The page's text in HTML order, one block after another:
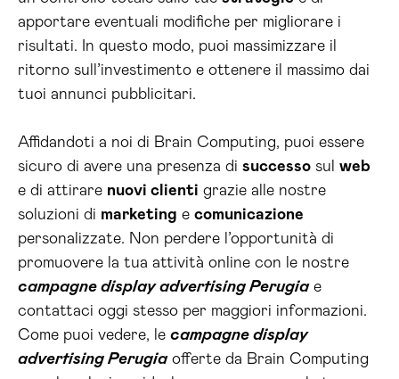
apportare eventuali modifiche per migliorare i
risultati. In questo modo, puoi massimizzare il
ritorno sull’investimento e ottenere il massimo dai
tuoi annunci pubblicitari.
Affidandoti a noi di Brain Computing, puoi essere
sicuro di avere una presenza di successo sul web
e di attirare nuovi clienti grazie alle nostre
soluzioni di marketing e comunicazione
personalizzate. Non perdere l’opportunità di
promuovere la tua attività online con le nostre
campagne display advertising Perugiae
contattaci oggi stesso per maggiori informazioni.
Come puoi vedere, le campagne display
advertising Perugiaofferte da Brain Computing